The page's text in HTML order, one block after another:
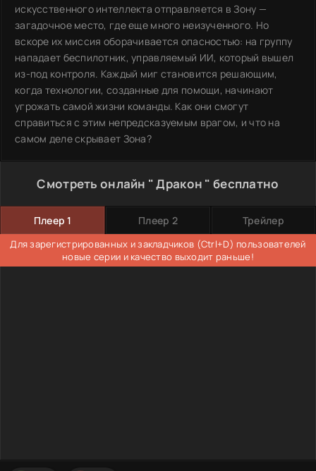
искусственного интеллекта отправляется в Зону —
загадочное место, где еще много неизученного. Но
вскоре их миссия оборачивается опасностью: на группу
нападает беспилотник, управляемый ИИ, который вышел
из-под контроля. Каждый миг становится решающим,
когда технологии, созданные для помощи, начинают
угрожать самой жизни команды. Как они смогут
справиться с этим непредсказуемым врагом, и что на
самом деле скрывает Зона?
Смотреть онлайн " Дракон " бесплатно
Плеер 1 Плеер 2 Трейлер
Для зарегистрированных и закладчиков (Ctrl+D) пользователей
новые серии и качество выходит раньше!